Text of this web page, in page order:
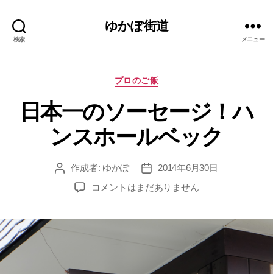
検索
ゆかぽ街道
メニュー
カ
ー
プロのご飯
日本一のソーセージ！ハ
ンスホールベック
投
作成者: ゆかぽ
投
稿
日
2014年6月30日
日
コメントはまだありません